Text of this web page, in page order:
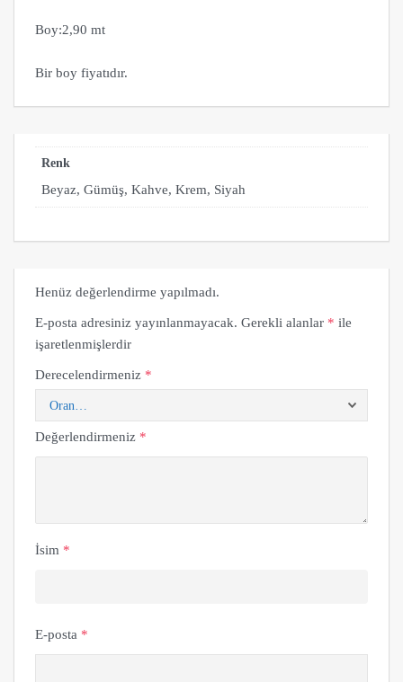
Boy:2,90 mt
Bir boy fiyatıdır.
Renk
Beyaz, Gümüş, Kahve, Krem, Siyah
Henüz değerlendirme yapılmadı.
E-posta adresiniz yayınlanmayacak. Gerekli alanlar * ile
işaretlenmişlerdir
Derecelendirmeniz *
Değerlendirmeniz *
İsim *
E-posta *